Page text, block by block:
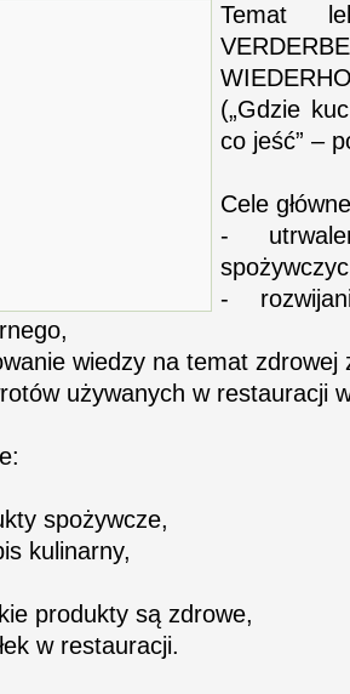
Temat
(„Gdzie
co jeść” –
Cele
-
-
wiedzy na temat zdrowej
używanych w restauracji
spożywcze,
kulinarny,
produkty są zdrowe,
w restauracji.